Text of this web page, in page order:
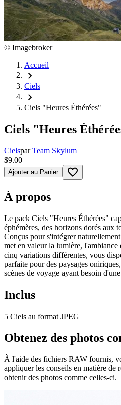
© Imagebroker
Accueil
chevron_right
Ciels
chevron_right
Ciels "Heures Éthérées"
Ciels "Heures
Cielspar Team Skylum
$9.00
Ajouter au Panier favorite_border
À propos
Le pack Ciels "Heures Éthérées"
éphémères, des horizons dorés aux
Conçus pour s'intégrer
met en valeur la lumière, l'ambiance
cinq variations différentes, vous
parfaite pour des paysages
scènes de voyage ayant besoin
Inclus
5 Ciels au format JPEG
Obtenez des photos
À l'aide des fichiers RAW fournis,
appliquer les conseils en matière de
obtenir des photos comme celles-ci.